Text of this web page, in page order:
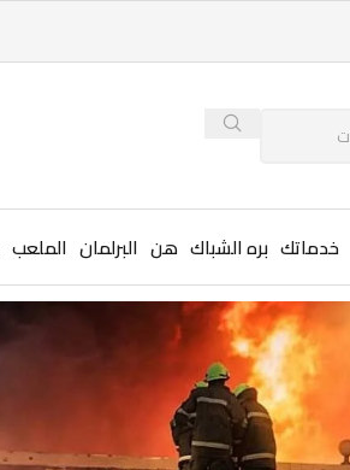
خدماتك بره الشباك هن البرلمان الملعب